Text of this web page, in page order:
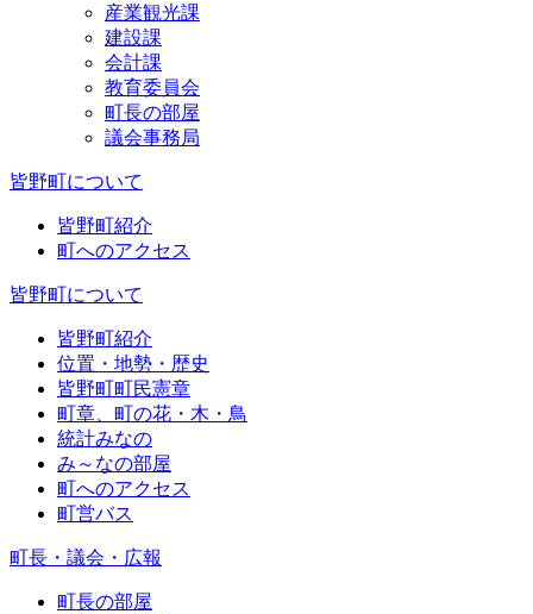
産業観光課
建設課
会計課
教育委員会
町長の部屋
議会事務局
皆野町について
皆野町紹介
町へのアクセス
皆野町について
皆野町紹介
位置・地勢・歴史
皆野町町民憲章
町章、町の花・木・鳥
統計みなの
み～なの部屋
町へのアクセス
町営バス
町長・議会・広報
町長の部屋